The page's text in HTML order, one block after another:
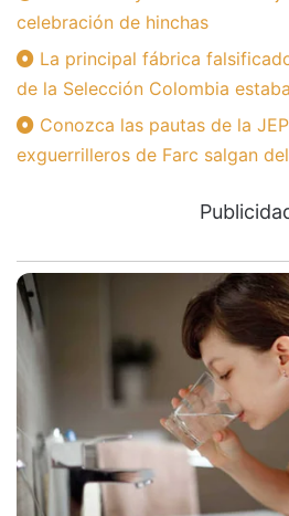
celebración de hinchas
La principal fábrica
de la Selección Colombia
Conozca las pautas de la
exguerrilleros de Farc salgan